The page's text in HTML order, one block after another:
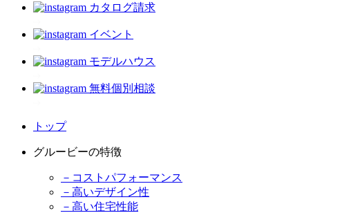
カタログ請求
イベント
モデルハウス
無料個別相談
トップ
グルービーの特徴
－コストパフォーマンス
－高いデザイン性
－高い住宅性能